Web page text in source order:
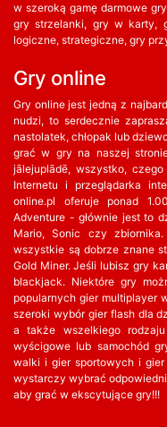
w szeroką gamę darmowe
gry strzelanki, gry w karty,
logiczne, strategiczne, gry
Gry online
Gry online jest jedną z
nudzi, to serdecznie
nastolatek, chłopak lub
grać w gry na naszej
jālejuplādē, wszystko,
Internetu i przeglądarka
online.pl oferuje ponad
Adventure - głównie jest to
Mario, Sonic czy
wszystkie są dobrze znane
Gold Miner. Jeśli lubisz gry
blackjack. Niektóre gry
popularnych gier multiplayer
szeroki wybór gier flash dla
a także wszelkiego
wyścigowe lub samochód
walki i gier sportowych i
wystarczy wybrać
aby grać w ekscytujące gry!!!